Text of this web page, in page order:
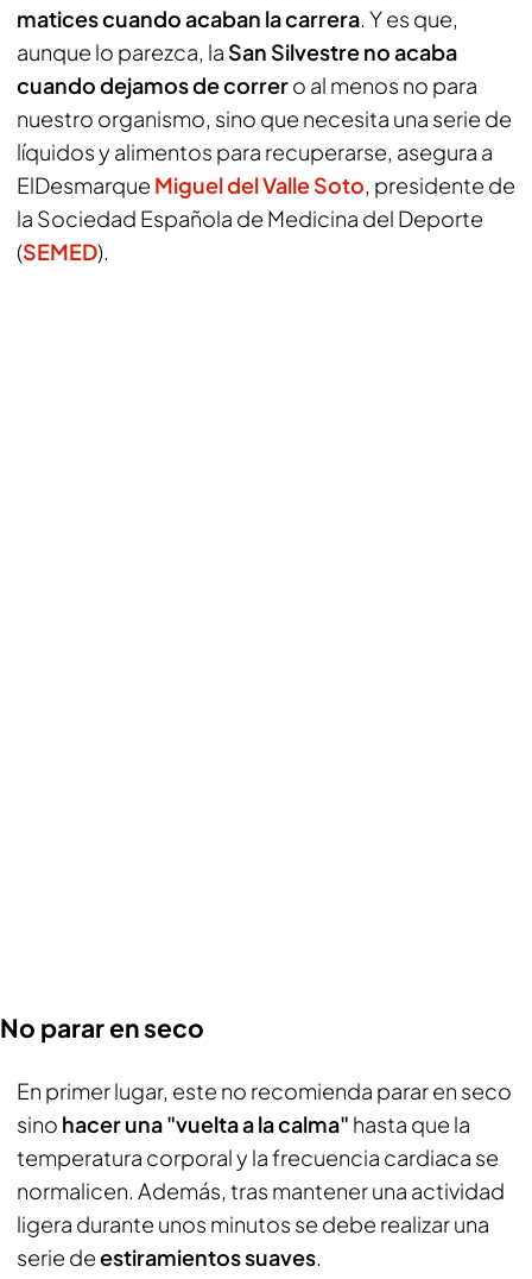
matices cuando acaban la carrera. Y es que,
aunque lo parezca, la San Silvestre no acaba
cuando dejamos de correro al menos no para
nuestro organismo, sino que necesita una serie de
líquidos y alimentos para recuperarse, asegura a
ElDesmarque Miguel del Valle Soto, presidente de
la Sociedad Española de Medicina del Deporte
(SEMED).
No parar en seco
En primer lugar, este no recomienda parar en seco
sino hacer una "vuelta a la calma" hasta que la
temperatura corporal y la frecuencia cardiaca se
normalicen. Además, tras mantener una actividad
ligera durante unos minutos se debe realizar una
serie deestiramientos suaves.